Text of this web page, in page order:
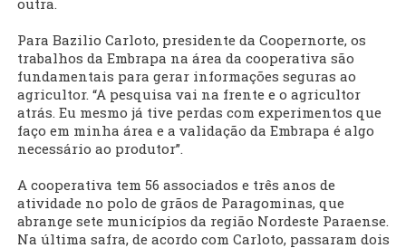
outra.
Para Bazilio Carloto, presidente da Coopernorte, os
trabalhos da Embrapa na área da cooperativa são
fundamentais para gerar informações seguras ao
agricultor. “A pesquisa vai na frente e o agricultor
atrás. Eu mesmo já tive perdas com experimentos que
faço em minha área e a validação da Embrapa é algo
necessário ao produtor”.
A cooperativa tem 56 associados e três anos de
atividade no polo de grãos de Paragominas, que
abrange sete municípios da região Nordeste Paraense.
Na última safra, de acordo com Carloto, passaram dois